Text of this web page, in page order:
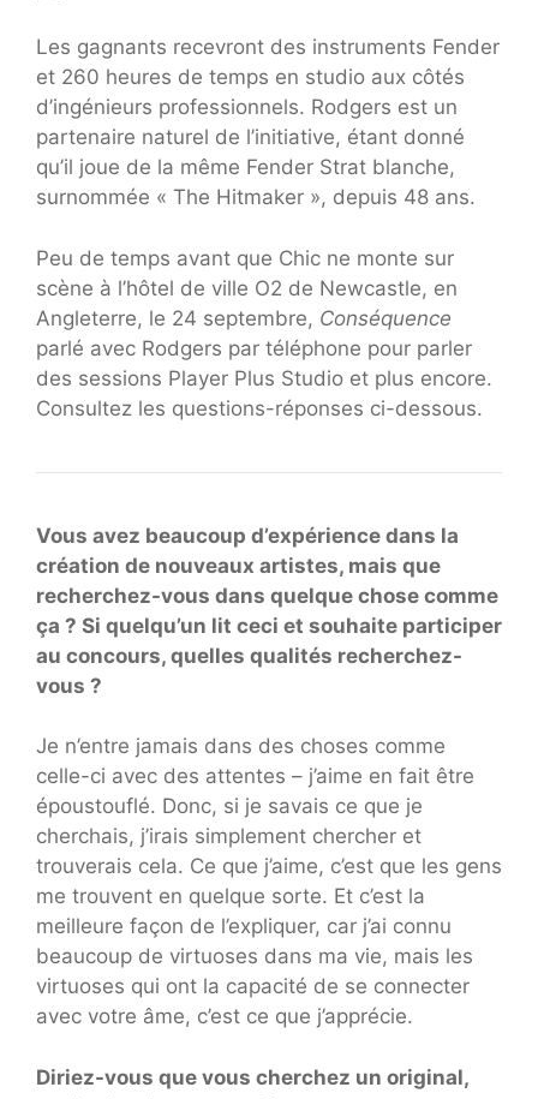
Les gagnants recevront des instruments Fender
et 260 heures de temps en studio aux côtés
d’ingénieurs professionnels. Rodgers est un
partenaire naturel de l’initiative, étant donné
qu’il joue de la même Fender Strat blanche,
surnommée « The Hitmaker », depuis 48 ans.
Peu de temps avant que Chic ne monte sur
scène à l’hôtel de ville O2 de Newcastle, en
Angleterre, le 24 septembre, Conséquence
parlé avec Rodgers par téléphone pour parler
des sessions Player Plus Studio et plus encore.
Consultez les questions-réponses ci-dessous.
Vous avez beaucoup d’expérience dans la
création de nouveaux artistes, mais que
recherchez-vous dans quelque chose comme
ça ? Si quelqu’un lit ceci et souhaite participer
au concours, quelles qualités recherchez-
vous ?
Je n’entre jamais dans des choses comme
celle-ci avec des attentes – j’aime en fait être
époustouflé. Donc, si je savais ce que je
cherchais, j’irais simplement chercher et
trouverais cela. Ce que j’aime, c’est que les gens
me trouvent en quelque sorte. Et c’est la
meilleure façon de l’expliquer, car j’ai connu
beaucoup de virtuoses dans ma vie, mais les
virtuoses qui ont la capacité de se connecter
avec votre âme, c’est ce que j’apprécie.
Diriez-vous que vous cherchez un original,